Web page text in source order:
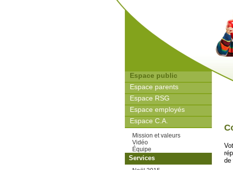
Espace public
Espace parents
Espace RSG
Espace employés
Espace C.A.
Mission et valeurs
Vidéo
Équipe
Services
de